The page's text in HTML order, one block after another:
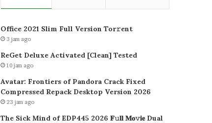
Office 2021 Slim Full Version Tor𝚛ent
3 jam ago
ReGet Deluxe Activated [Clean] Tested
10 jam ago
Avatar: Frontiers of Pandora Crack Fixed
Compressed Repack Desktop Version 2026
23 jam ago
The Sick Mind of EDP445 2026 𝐅𝚞𝐥𝐥 𝐌𝐨𝚟𝐢𝐞 Dual